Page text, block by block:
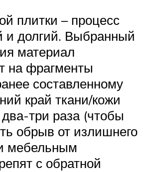
плитки – процесс
и долгий. Выбранный
материал
на фрагменты
составленному
край ткани/кожи
три раза (чтобы
обрыв от излишнего
мебельным
с обратной